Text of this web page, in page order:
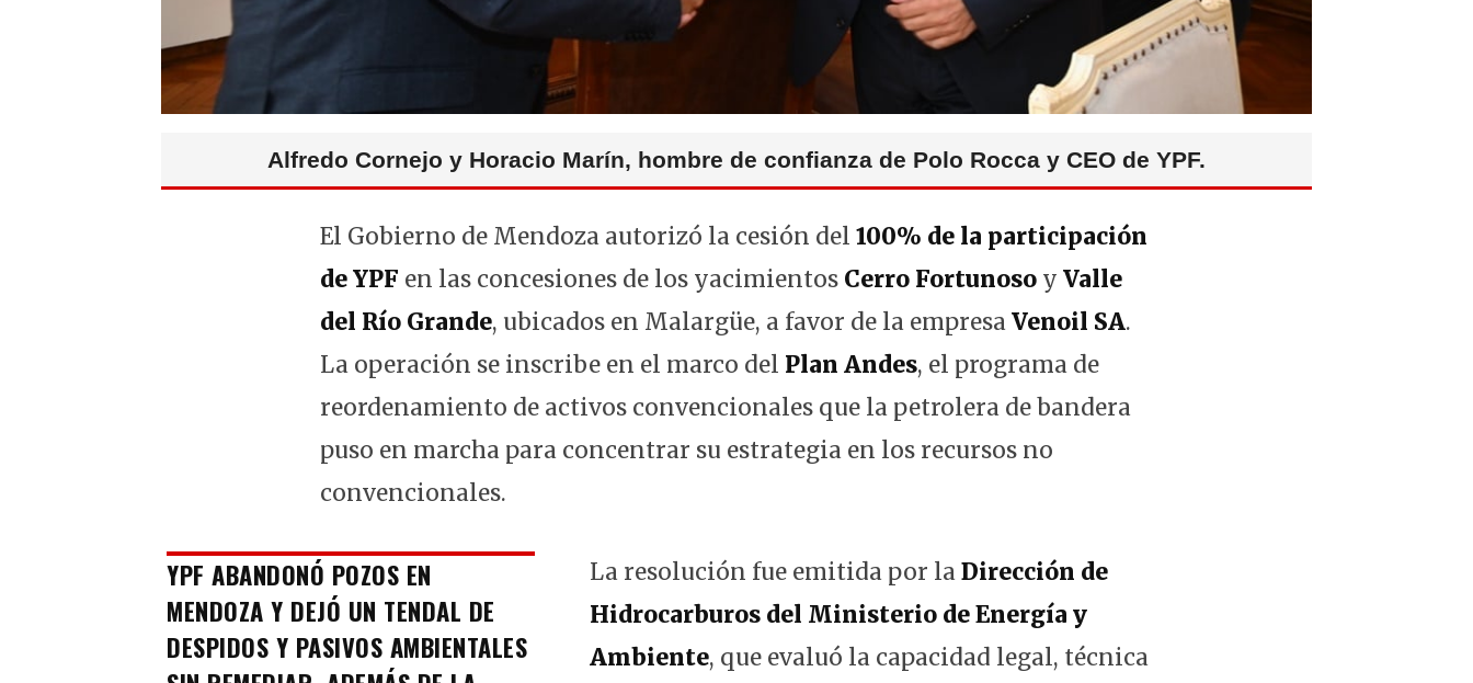
Alfredo Cornejo y Horacio Marín, hombre de confianza de Polo Rocca y CEO de YPF.
El Gobierno de Mendoza autorizó la cesión del 100% de la participación
de YPF en las concesiones de los yacimientos Cerro Fortunoso y Valle
del Río Grande, ubicados en Malargüe, a favor de la empresaVenoil SA.
La operación se inscribe en el marco del Plan Andes, el programa de
reordenamiento de activos convencionales que la petrolera de bandera
puso en marcha para concentrar su estrategia en los recursos no
convencionales.
YPF ABANDONÓ POZOS EN
MENDOZA Y DEJÓ UN TENDAL DE
DESPIDOS Y PASIVOS AMBIENTALES
La resolución fue emitida por laDirección de
Hidrocarburos del Ministerio de Energía y
Ambiente, que evaluó la capacidad legal, técnica